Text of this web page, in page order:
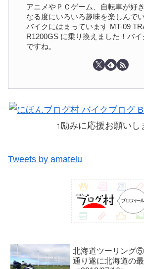
アニメやＰＣゲーム、自転車が好
なる度にいろいろ趣味を楽しんで
バイクにはまっています MT-09
R1200GS に乗り換えました！バ
ですね。
↑励みに応援お願いし
Tweets by amatelu
北海道ツーリング
通り遂に北海道の